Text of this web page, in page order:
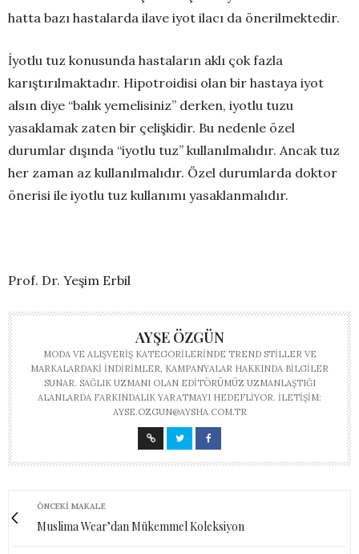
hatta bazı hastalarda ilave iyot ilacı da önerilmektedir.
İyotlu tuz konusunda hastaların aklı çok fazla
karıştırılmaktadır. Hipotroidisi olan bir hastaya iyot
alsın diye “balık yemelisiniz” derken, iyotlu tuzu
yasaklamak zaten bir çelişkidir. Bu nedenle özel
durumlar dışında “iyotlu tuz” kullanılmalıdır. Ancak tuz
her zaman az kullanılmalıdır. Özel durumlarda doktor
önerisi ile iyotlu tuz kullanımı yasaklanmalıdır.
Prof. Dr. Yeşim Erbil
AYŞE ÖZGÜN
MODA VE ALIŞVERIŞ KATEGORILERINDE TREND STILLER VE
MARKALARDAKI INDIRIMLER, KAMPANYALAR HAKKINDA BILGILER
SUNAR. SAĞLIK UZMANI OLAN EDITÖRÜMÜZ UZMANLAŞTIĞI
ALANLARDA FARKINDALIK YARATMAYI HEDEFLIYOR. İLETIŞIM:
AYSE.OZGUN@AYSHA.COM.TR
ÖNCEKI MAKALE
Muslima Wear’dan Mükemmel Koleksiyon